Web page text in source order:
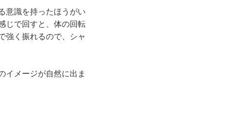
意識を持ったほうがい
じで回すと、体の回転
強く振れるので、シャ
イメージが自然に出ま